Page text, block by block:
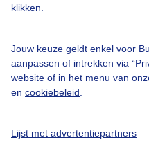
klikken.
Jouw keuze geldt enkel voor
aanpassen of intrekken via
website of in het menu van
en cookiebeleid
Lijst met advertentiepartners
Adverteren
Privacy beleid
Cookie beleid